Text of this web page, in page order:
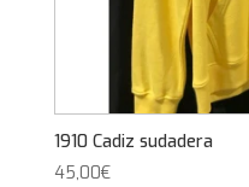
1910 Cadiz sudadera
45,00€